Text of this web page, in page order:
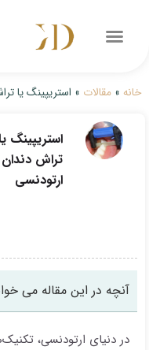
خانه » مقالات » استریپینگ یا
استریپینگ
تراش
ارتودنسی
آنچه در این مقاله می
در دنیای ارتودنسی،